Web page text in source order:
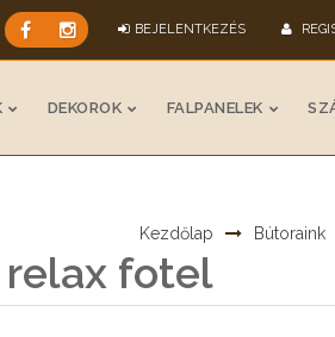
BEJELENTKEZÉS
DEKOROK FALPANELEK
Kezdőlap Bútoraink
relax fotel